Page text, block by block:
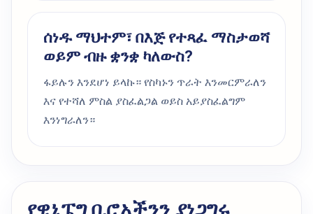
ሰነዱ ማህተም፣ በእጅ የተጻፈ ማስታወሻ
ወይም ብዙ ቋንቋ ካለውስ?
ፋይሉን እንደሆነ ይላኩ። የስካኑን ጥራት እንመርምራለን
እና የተሻለ ምስል ያስፈልጋል ወይስ አይያስፈልግም
እንነግራለን።